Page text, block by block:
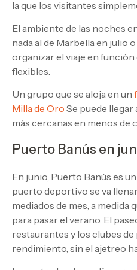
la que los visitantes
El ambiente de las noches
nada al de Marbella en julio
organizar el viaje en
flexibles.
Un grupo que se aloja en un
Milla de Oro Se puede llegar
más cercanas en menos de
Puerto Banús en
En junio, Puerto Banús es
puerto deportivo se va
mediados de mes, a medida
para pasar el verano. El
restaurantes y los clubes
rendimiento, sin el ajetreo